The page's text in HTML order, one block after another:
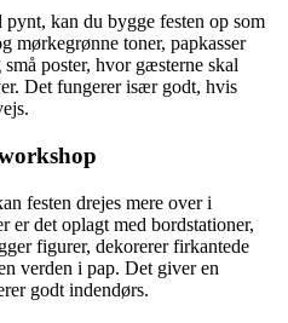
kan du bygge festen op som
mørkegrønne toner, papkasser
poster, hvor gæsterne skal
Det fungerer især godt, hvis
festen drejes mere over i
er det oplagt med bordstationer,
figurer, dekorerer firkantede
verden i pap. Det giver en
godt indendørs.